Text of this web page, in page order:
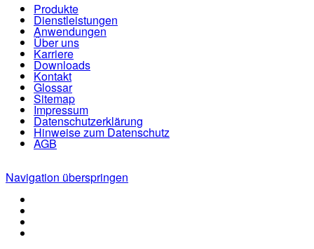
Produkte
Dienstleistungen
Anwendungen
Über uns
Karriere
Downloads
Kontakt
Glossar
Sitemap
Impressum
Datenschutzerklärung
Hinweise zum Datenschutz
AGB
Navigation überspringen